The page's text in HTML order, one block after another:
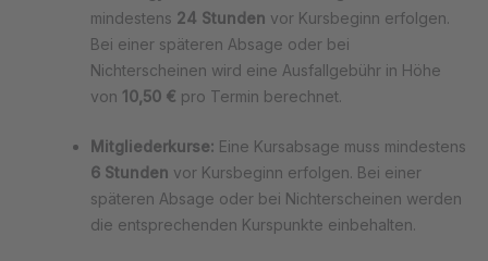
mindestens 24 Stunden vor Kursbeginn erfolgen.
Bei einer späteren Absage oder bei
Nichterscheinen wird eine Ausfallgebühr in Höhe
von 10,50 € pro Termin berechnet.
Mitgliederkurse: Eine Kursabsage muss mindestens
6 Stunden vor Kursbeginn erfolgen. Bei einer
späteren Absage oder bei Nichterscheinen werden
die entsprechenden Kurspunkte einbehalten.